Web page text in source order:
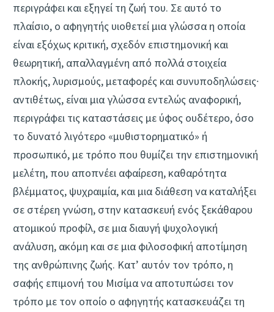
περιγράφει και εξηγεί τη ζωή του. Σε αυτό το
πλαίσιο, ο αφηγητής υιοθετεί μια γλώσσα η οποία
είναι εξόχως κριτική, σχεδόν επιστημονική και
θεωρητική, απαλλαγμένη από πολλά στοιχεία
πλοκής, λυρισμούς, μεταφορές και συνυποδηλώσεις∙
αντιθέτως, είναι μια γλώσσα εντελώς αναφορική,
περιγράφει τις καταστάσεις με ύφος ουδέτερο, όσο
το δυνατό λιγότερο «μυθιστορηματικό» ή
προσωπικό, με τρόπο που θυμίζει την επιστημονική
μελέτη, που αποπνέει αφαίρεση, καθαρότητα
βλέμματος, ψυχραιμία, και μια διάθεση να καταλήξει
σε στέρεη γνώση, στην κατασκευή ενός ξεκάθαρου
ατομικού προφίλ, σε μια διαυγή ψυχολογική
ανάλυση, ακόμη και σε μια φιλοσοφική αποτίμηση
της ανθρώπινης ζωής. Κατ’ αυτόν τον τρόπο, η
σαφής επιμονή του Μισίμα να αποτυπώσει τον
τρόπο με τον οποίο ο αφηγητής κατασκευάζει τη